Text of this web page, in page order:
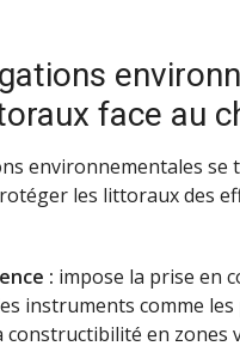
face au
environnementales se
les littoraux des
: impose la prise en
instruments comme
constructibilité en zones